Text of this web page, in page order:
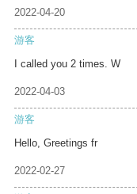
2022-04-20
游客
I called you 2 times. W
2022-04-03
游客
Hello, Greetings fr
2022-02-27